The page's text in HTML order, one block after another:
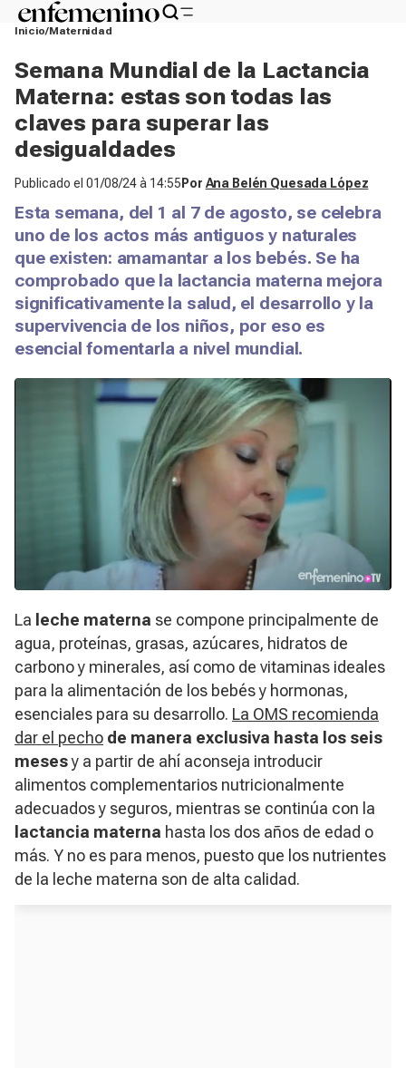
Inicio Maternidad
Semana Mundial de la Lactancia
Materna: estas son todas las
claves para superar las
desigualdades
Publicado el 01/08/24 à 14:55 Por Ana Belén Quesada López
Esta semana, del 1 al 7 de agosto, se celebra
uno de los actos más antiguos y naturales
que existen: amamantar a los bebés. Se ha
comprobado que la lactancia materna mejora
significativamente la salud, el desarrollo y la
supervivencia de los niños, por eso es
esencial fomentarla a nivel mundial.
La leche materna se compone principalmente de
agua, proteínas, grasas, azúcares, hidratos de
carbono y minerales, así como de vitaminas ideales
para la alimentación de los bebés y hormonas,
esenciales para su desarrollo. La OMS recomienda
dar el pecho de manera exclusiva hasta los seis
mesesy a partir de ahí aconseja introducir
alimentos complementarios nutricionalmente
adecuados y seguros, mientras se continúa con la
lactancia materna hasta los dos años de edad o
más. Y no es para menos, puesto que los nutrientes
de la leche materna son de alta calidad.